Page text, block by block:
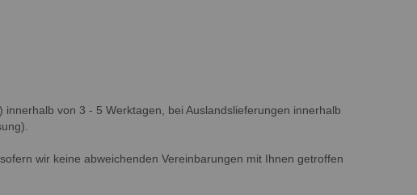
von 3 - 5 Werktagen, bei Auslandslieferungen innerhalb
wir keine abweichenden Vereinbarungen mit Ihnen getroffen